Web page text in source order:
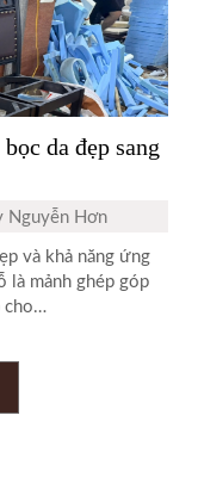
da đẹp sang
Nguyễn Hơn
và khả năng ứng
là mảnh ghép góp
cho…